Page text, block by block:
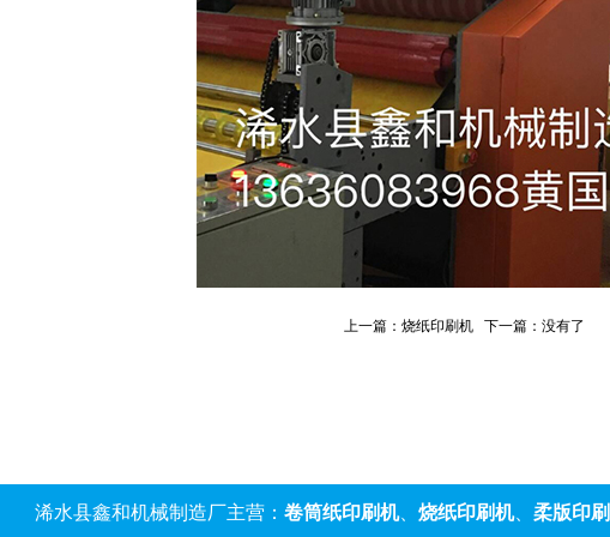
上一篇： 烧纸印刷机 下一篇：没有了
浠水县鑫和机械制造厂主营： 卷筒纸印刷机、 烧纸印刷机、 柔版印